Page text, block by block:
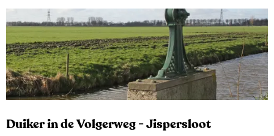
v
e
l
d
p
u
n
t
:
D
e
Duiker in de Volgerweg - Jispersloot